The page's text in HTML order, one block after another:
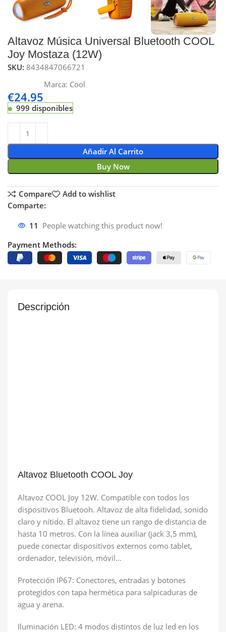
Altavoz Música Universal Bluetooth COOL
Joy Mostaza (12W)
SKU:8434847066721
Marca: Cool
€24.95
999 disponibles
Añadir Al Carrito
Buy Now
Compare
Add to wishlist
Comparte:
11 People watching this product now!
Payment Methods:
Descripción
Altavoz Bluetooth COOL Joy
Altavoz COOL Joy 12W. Compatible con todos los
dispositivos Bluetooh. Altavoz de alta fidelidad, sonido
claro y nítido. El altavoz tiene un rango de distancia de
hasta 10 metros. Con la línea auxiliar (jack 3,5 mm),
puede conectar dispositivos externos como tablet,
ordenador, televisión, móvil…
Protección IP67: Conectores, entradas y botones
protegidos con tapa hermética para salpicaduras de
agua y arena.
Iluminación LED: 4 modos distintos de luz led en los